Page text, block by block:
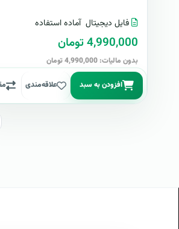
فایل دیجیتال آماده استفاده
4,990,000 تومان
بدون مالیات: 4,990,000 تومان
افزودن به سبد علاقه‌مندی